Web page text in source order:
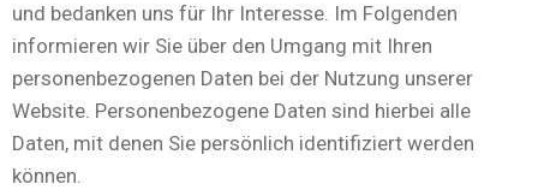
und bedanken uns für Ihr Interesse. Im Folgenden
informieren wir Sie über den Umgang mit Ihren
personenbezogenen Daten bei der Nutzung unserer
Website. Personenbezogene Daten sind hierbei alle
Daten, mit denen Sie persönlich identifiziert werden
können.